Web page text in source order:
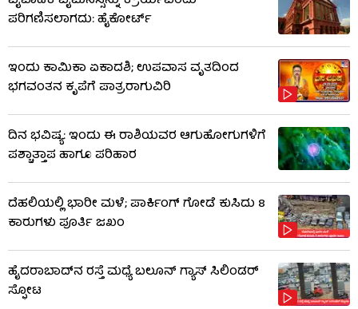
ಪರಿಗಣಿಸಲಾಗದು: ಹೈಕೋರ್ಟ್
ಇಂದು ಕಾಮಿಕಾ ಏಕಾದಶಿ; ಉಪವಾಸ ವೃತದಿಂದ
ಭಗವಂತನ ಕೃಪೆಗೆ ಪಾತ್ರರಾಗುವಿರಿ
ದಿನ ಭವಿಷ್ಯ: ಇಂದು ಈ ರಾಶಿಯವರ ಆಗುಹೋಗುಗಳಿಗೆ
ಪಶ್ಚಾತ್ತಾಪ ಹಾಗೂ ಪರಿಹಾರ
ದೆಹಲಿಯಲ್ಲಿ ಭಾರೀ ಮಳೆ; ಪಾರ್ಕಿಂಗ್ ಗೋಡೆ ಕುಸಿದು 8
ಕಾರುಗಳು ಪೂರ್ತಿ ಜಖಂ
ಹೈದರಾಬಾದ್​ನ ರಸ್ತೆ ಮಧ್ಯೆ ಬಲೂನ್ ಗ್ಯಾಸ್ ಸಿಲಿಂಡರ್
ಸ್ಫೋಟ